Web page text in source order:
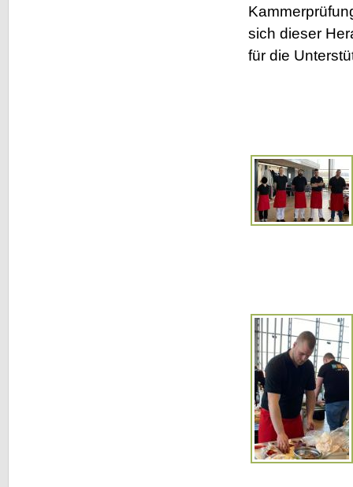
sich dieser
für die